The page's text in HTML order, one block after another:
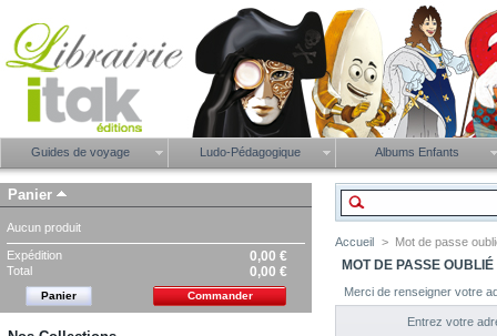
Guides de voyage Ludo-Pédagogique Albums Enfants
Panier
Aucun produit
Expédition 0,00 €
Total 0,00 €
Panier Commander
Accueil > Mot de passe
MOT DE PASSE OUBLIÉ
Merci de renseigner votre
Entrez votre